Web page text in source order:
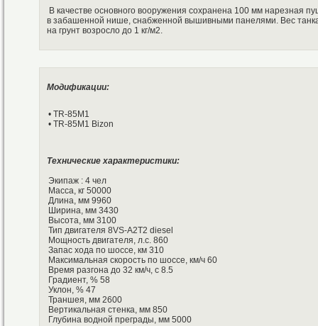
В качестве основного вооружения сохранена 100 мм нарезная
в забашенной нише, снабженной вышивными панелями. Вес
на грунт возросло до 1 кг/м2.
Модификации:
• TR-85M1
• TR-85M1 Bizon
Технические характеристики:
Экипаж : 4 чел
Масса, кг 50000
Длина, мм 9960
Ширина, мм 3430
Высота, мм 3100
Тип двигателя 8VS-A2T2 diesel
Мощность двигателя, л.с. 860
Запас хода по шоссе, км 310
Максимальная скорость по шоссе, км/ч 60
Время разгона до 32 км/ч, с 8.5
Градиент, % 58
Уклон, % 47
Траншея, мм 2600
Вертикальная стенка, мм 850
Глубина водной преграды, мм 5000